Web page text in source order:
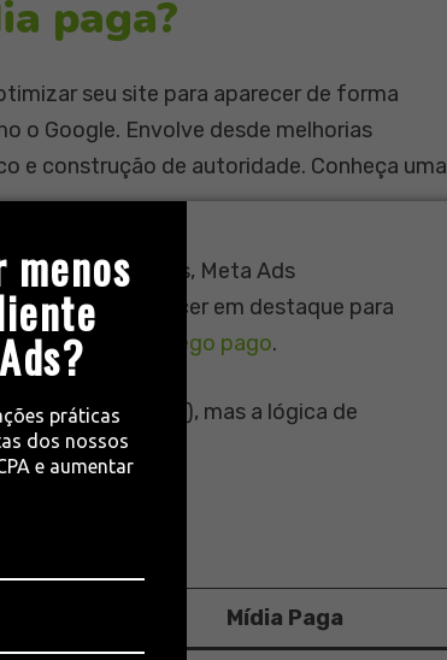
menos
práticas
dos nossos
e aumentar
paga?
seu site para aparecer de forma
o Google. Envolve desde melhorias
e construção de autoridade. Conheça uma
Google Ads, Meta Ads
para aparecer em destaque para
agência de tráfego pago.
redes sociais), mas a lógica de
paga
Mídia Paga